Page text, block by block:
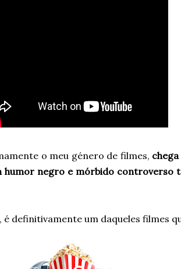
o meu género de filmes,
humor negro e mórbido controverso
definitivamente um daqueles filmes